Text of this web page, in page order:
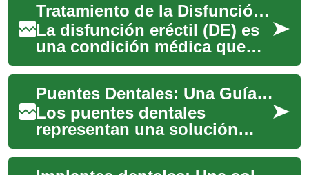
Tratamiento de la Disfunción Eréctil
La disfunción eréctil (DE) es
una condición médica que
afecta a millones de hombres
en todo el mundo. Se
caracteriza ...
Puentes Dentales: Una Guía Completa para Recuperar tu Sonrisa
Los puentes dentales
representan una solución
efectiva y duradera para
reemplazar dientes perdidos,